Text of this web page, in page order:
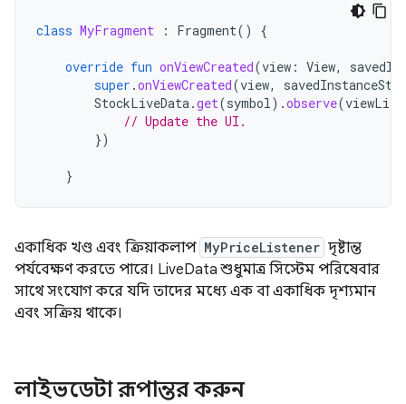
class MyFragment : Fragment() {
override fun onViewCreated(view : View,
super .onViewCreated(view,
StockLiveData.get(symbol).observe(
// Update the UI.
})
}
একাধিক খণ্ড এবং ক্রিয়াকলাপ MyPriceListener দৃষ্টান্ত
পর্যবেক্ষণ করতে পারে। LiveData শুধুমাত্র সিস্টেম পরিষেবার
সাথে সংযোগ করে যদি তাদের মধ্যে এক বা একাধিক দৃশ্যমান
এবং সক্রিয় থাকে।
লাইভডেটা রূপান্তর করুন